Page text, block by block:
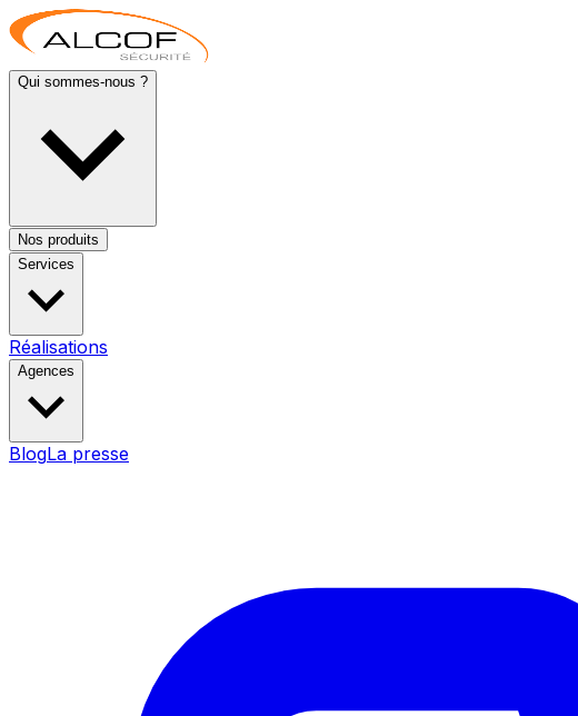
Qui sommes-nous ?
Nos produits
Services
Réalisations
Agences
BlogLa presse